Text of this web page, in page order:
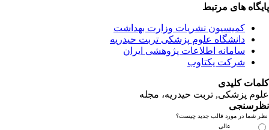
مرتبط
نشریات وزارت بهداشت
علوم پزشکی تربت حیدریه
اطلاعات پژوهشی ایران
یکتاوب
تربت حیدریه، مجله
قالب جدید چیست؟
عالی